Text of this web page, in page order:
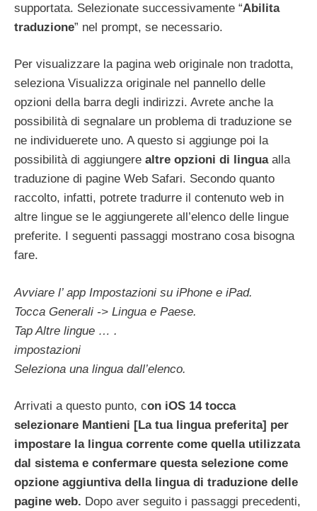
supportata. Selezionate successivamente “Abilita
traduzione” nel prompt, se necessario.
Per visualizzare la pagina web originale non tradotta,
seleziona Visualizza originale nel pannello delle
opzioni della barra degli indirizzi. Avrete anche la
possibilità di segnalare un problema di traduzione se
ne individuerete uno. A questo si aggiunge poi la
possibilità di aggiungere altre opzioni di linguaalla
traduzione di pagine Web Safari. Secondo quanto
raccolto, infatti, potrete tradurre il contenuto web in
altre lingue se le aggiungerete all’elenco delle lingue
preferite. I seguenti passaggi mostrano cosa bisogna
fare.
Avviare l’ app Impostazioni su ‌iPhone‌ e ‌iPad‌.
Tocca Generali -> Lingua e Paese.
Tap Altre lingue … .
impostazioni
Seleziona una lingua dall’elenco.
Arrivati a questo punto, con iOS 14 tocca
selezionare Mantieni [La tua lingua preferita] per
impostare la lingua corrente come quella utilizzata
dal sistema e confermare questa selezione come
opzione aggiuntiva della lingua di traduzione delle
pagine web. Dopo aver seguito i passaggi precedenti,